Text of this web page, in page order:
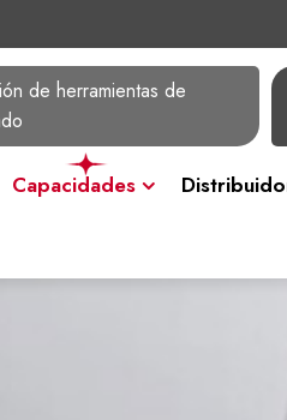
de herramientas de
Capacidades